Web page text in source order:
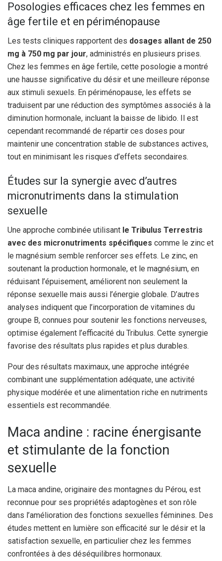
Posologies efficaces chez les femmes en
âge fertile et en périménopause
Les tests cliniques rapportent des dosages allant de 250
mg à 750 mg par jour, administrés en plusieurs prises.
Chez les femmes en âge fertile, cette posologie a montré
une hausse significative du désir et une meilleure réponse
aux stimuli sexuels. En périménopause, les effets se
traduisent par une réduction des symptômes associés à la
diminution hormonale, incluant la baisse de libido. Il est
cependant recommandé de répartir ces doses pour
maintenir une concentration stable de substances actives,
tout en minimisant les risques d’effets secondaires.
Études sur la synergie avec d’autres
micronutriments dans la stimulation
sexuelle
Une approche combinée utilisant le Tribulus Terrestris
avec des micronutriments spécifiques comme le zinc et
le magnésium semble renforcer ses effets. Le zinc, en
soutenant la production hormonale, et le magnésium, en
réduisant l’épuisement, améliorent non seulement la
réponse sexuelle mais aussi l’énergie globale. D’autres
analyses indiquent que l’incorporation de vitamines du
groupe B, connues pour soutenir les fonctions nerveuses,
optimise également l’efficacité du Tribulus. Cette synergie
favorise des résultats plus rapides et plus durables.
Pour des résultats maximaux, une approche intégrée
combinant une supplémentation adéquate, une activité
physique modérée et une alimentation riche en nutriments
essentiels est recommandée.
Maca andine : racine énergisante
et stimulante de la fonction
sexuelle
La maca andine, originaire des montagnes du Pérou, est
reconnue pour ses propriétés adaptogènes et son rôle
dans l’amélioration des fonctions sexuelles féminines. Des
études mettent en lumière son efficacité sur le désir et la
satisfaction sexuelle, en particulier chez les femmes
confrontées à des déséquilibres hormonaux.